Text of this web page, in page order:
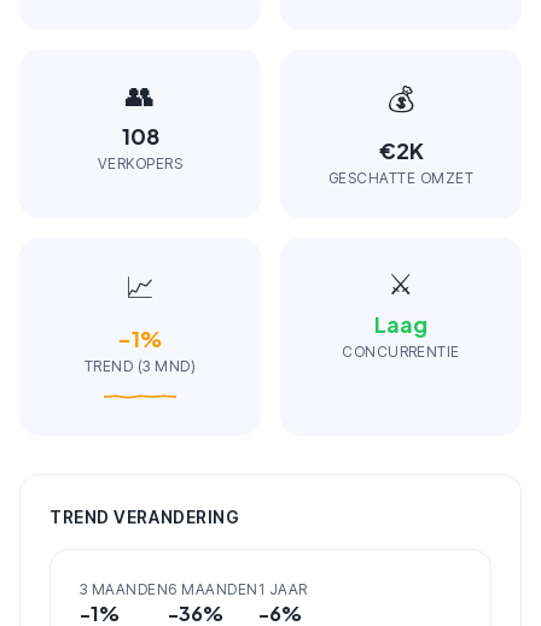
👥
108
VERKOPERS
💰
€2K
GESCHATTE OMZET
📈
-1%
TREND (3 MND)
⚔️
Laag
CONCURRENTIE
TREND VERANDERING
3 MAANDEN
-1%
6 MAANDEN
-36%
1 JAAR
-6%